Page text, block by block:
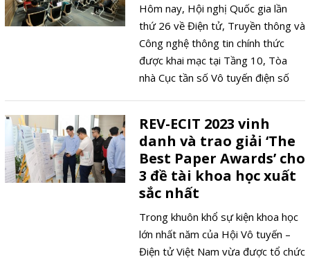
Hôm nay, Hội nghị Quốc gia lần
thứ 26 về Điện tử, Truyền thông và
Công nghệ thông tin chính thức
được khai mạc tại Tầng 10, Tòa
nhà Cục tần số Vô tuyến điện số
REV-ECIT 2023 vinh
danh và trao giải ‘The
Best Paper Awards’ cho
3 đề tài khoa học xuất
sắc nhất
Trong khuôn khổ sự kiện khoa học
lớn nhất năm của Hội Vô tuyến –
Điện tử Việt Nam vừa được tổ chức